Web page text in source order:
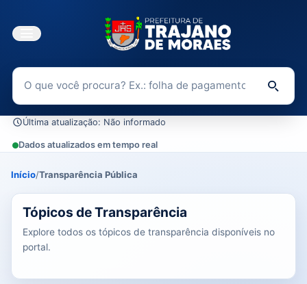
Buscar no Portal da Transparência
Última atualização: Não informado
Dados atualizados em tempo real
Início/Transparência Pública
0 tópicos carregados do banco de dados.
Tópicos de Transparência
Explore todos os tópicos de transparência disponíveis no
portal.